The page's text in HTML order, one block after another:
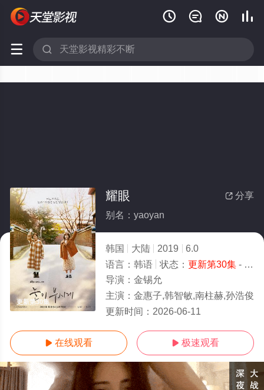
   
 
更新第30集
 分享
耀眼
别名：yaoyan
韩国 大陆 2019
6.0
语言： 韩语 状态： 更新第30集- 免费在线观看
导演： 金锡允
主演： 金惠子,韩智敏,南柱赫,孙浩俊
更新时间： 2026-06-11
 在线观看  极速观看